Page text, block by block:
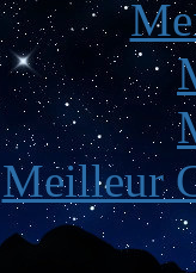
Meilleur